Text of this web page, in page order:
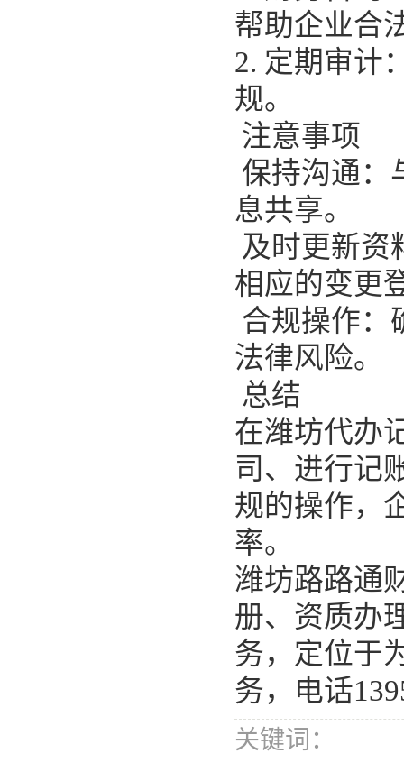
帮助企业合
2. 定期审计
规。
注意事项
保持沟通：
息共享。
及时更新资
相应的变更
合规操作：
法律风险。
总结
在潍坊代办
司、进行记
规的操作，
率。
潍坊路路通
册、资质办
务，定位于
务，
电话
关键词：